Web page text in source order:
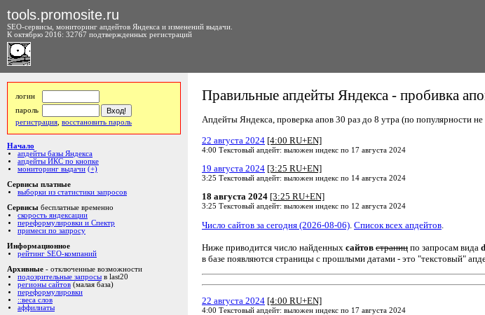
tools.promosite.ru
SEO-сервисы, мониторинг апдейтов Яндекса и изменений выдачи.
К октябрю 2016: 32767 подтвержденных регистраций
логин
пароль
регистрация восстановить пароль
Начало
апдейты базы Яндекса
апдейты ИКС по кнопке
мониторинг выдачи (+)
Сервисы платные
выборки из статистики запросов
Сервисы бесплатные временно
скорость яндексации
переформулировки и Спектр
примеси по запросу
Информационное
рейтинг SEO-компаний
Архивные - отключенные возможности
подозрительные запросы в last20
регионы сайтов (малая база)
переформулировки
::веса слов
аффилиаты
Правильные апдейты Яндекса - пробивка
Апдейты Яндекса, проверка апов 30 раз до 8 утра (по популярности
22 августа 2024 [4:00 RU+EN]
4:00 Текстовый апдейт: выложен индекс по 17 августа 2024
19 августа 2024 [3:25 RU+EN]
3:25 Текстовый апдейт: выложен индекс по 14 августа 2024
18 августа 2024 [3:25 RU+EN]
3:25 Текстовый апдейт: выложен индекс по 12 августа 2024
Число сайтов за сегодня (2026-08-06) Список всех апдейтов
Ниже приводится число найденных сайтов страниц по запросам вида
в базе появляются страницы с прошлыми датами - это "текстовый"
22 августа 2024 [4:00 RU+EN]
4:00 Текстовый апдейт: выложен индекс по 17 августа 2024